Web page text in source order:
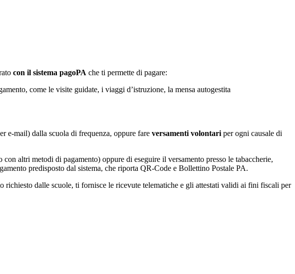
con il sistema pagoPA che ti permette di pagare:
come le visite guidate, i viaggi d’istruzione, la mensa autogestita
e-mail) dalla scuola di frequenza, oppure fare versamenti volontari per ogni causale di
altri metodi di pagamento) oppure di eseguire il versamento presso le tabaccherie,
predisposto dal sistema, che riporta QR-Code e Bollettino Postale PA.
dalle scuole, ti fornisce le ricevute telematiche e gli attestati validi ai fini fiscali per